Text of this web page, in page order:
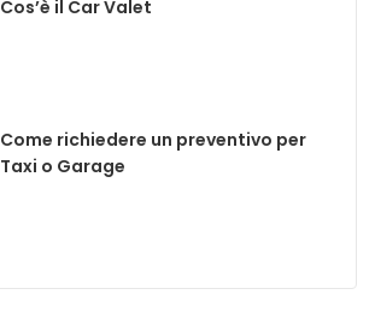
Cos’è il Car Valet
Come richiedere un preventivo per
Taxi o Garage